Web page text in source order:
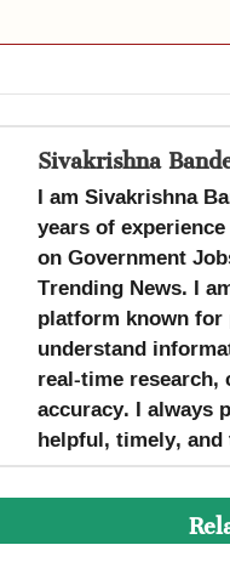
Sivakrishna
I am Sivakrishna
years of
on Government
Trending News. I
platform known
understand
real-time
accuracy. I always
helpful, timely,